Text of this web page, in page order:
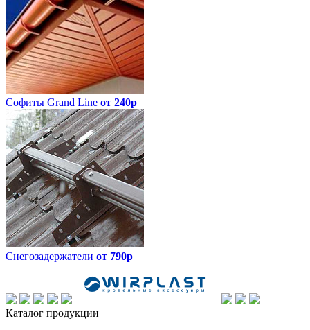
Софиты Grand Line от 240р
Снегозадержатели от 790р
Каталог продукции